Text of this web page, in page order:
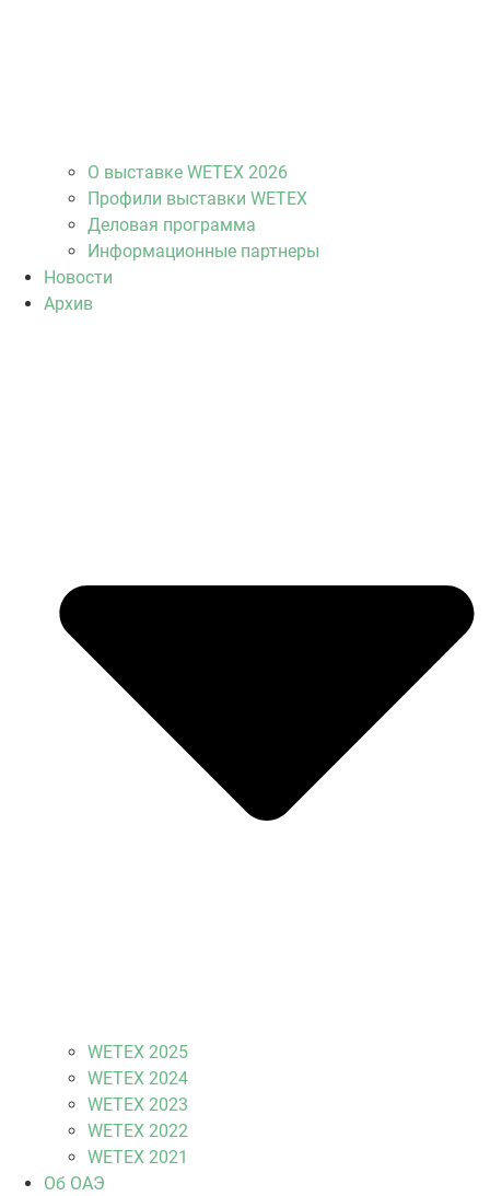
О выставке WETEX 2026
Профили выставки WETEX
Деловая программа
Информационные партнеры
Новости
Архив
WETEX 2025
WETEX 2024
WETEX 2023
WETEX 2022
WETEX 2021
Об ОАЭ